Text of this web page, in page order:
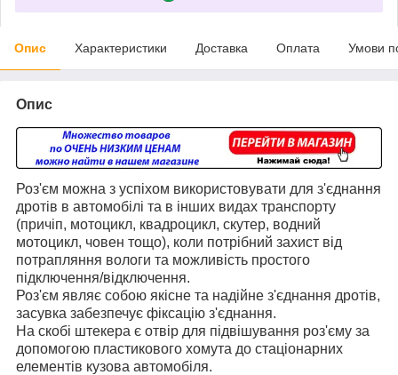
Опис Характеристики Доставка Оплата Умови
Опис
Роз'єм можна з успіхом використовувати для з'єднання
дротів в автомобілі та в інших видах транспорту
(причіп, мотоцикл, квадроцикл, скутер, водний
мотоцикл, човен тощо), коли потрібний захист від
потрапляння вологи та можливість простого
підключення/відключення.
Роз'єм являє собою якісне та надійне з'єднання дротів,
засувка забезпечує фіксацію з'єднання.
На скобі штекера є отвір для підвішування роз'єму за
допомогою пластикового хомута до стаціонарних
елементів кузова автомобіля.